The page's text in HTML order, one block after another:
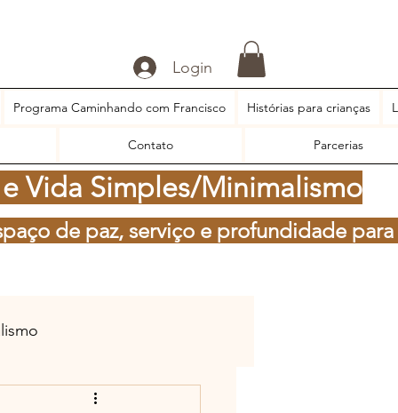
Login
Programa Caminhando com Francisco Histórias para crianças
Contato Parcerias
Vida Simples/Minimalismo
de paz, serviço e profundidade para